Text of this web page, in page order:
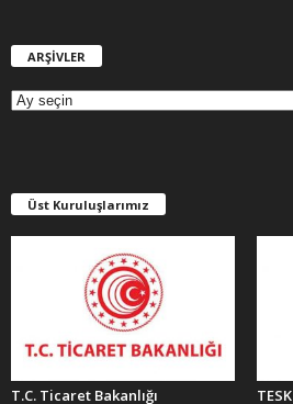
ARŞİVLER
E
R
Üst Kuruluşlarımız
T.C. Ticaret Bakanlığı TESK